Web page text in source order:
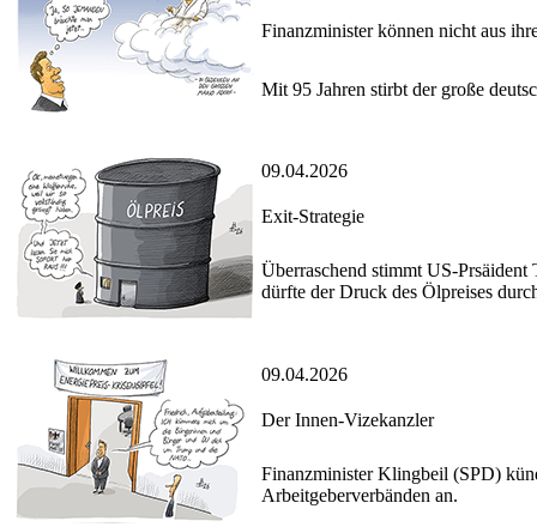
Finanzminister können nicht aus
Mit 95 Jahren stirbt der große
09.04.2026
Exit-Strategie
Überraschend stimmt US-
dürfte der Druck des Ölpreises
09.04.2026
Der Innen-Vizekanzler
Finanzminister Klingbeil (SPD)
Arbeitgeberverbänden an.